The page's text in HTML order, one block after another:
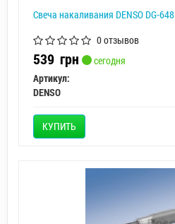
Свеча накаливания DENSO DG-648
0 отзывов
539 грн
сегодня
Артикул:
DENSO
КУПИТЬ